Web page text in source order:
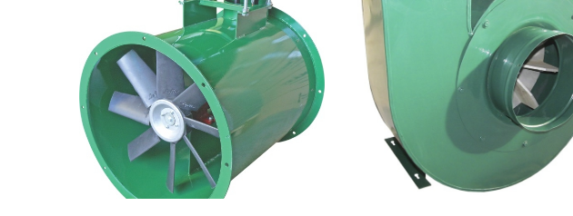
MAIS INFORMAÇÕES MAIS INFORMAÇÕES